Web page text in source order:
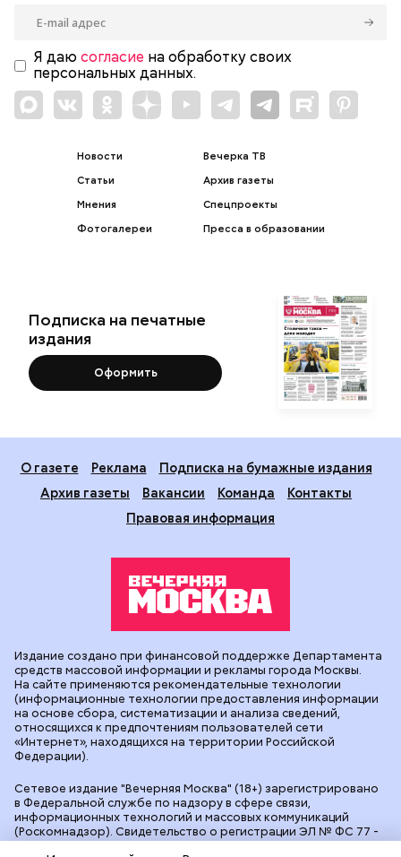
Я даю согласие на обработку своих
персональных данных.
Новости
Статьи
Мнения
Фотогалереи
Вечерка ТВ
Архив газеты
Спецпроекты
Пресса в образовании
Подписка на печатные
издания
Оформить
О газете Реклама
Подписка на бумажные издания
Архив газеты
Вакансии Команда
Контакты
Правовая информация
Сетевое издание "Вечерняя Москва" (18+) зарегистрировано
в Федеральной службе по надзору в сфере связи,
информационных технологий и массовых коммуникаций
(Роскомнадзор). Свидетельство о регистрации ЭЛ № ФС 77 -
90524 от 09.12.2025. Учредитель: АО "Редакция газеты
Издание создано при финансовой поддержке Департамента
средств массовой информации и рекламы города Москвы.
На сайте применяются рекомендательные технологии
(информационные технологии предоставления информации
на основе сбора, систематизации и анализа сведений,
относящихся к предпочтениям пользователей сети
«Интернет», находящихся на территории Российской
Федерации).